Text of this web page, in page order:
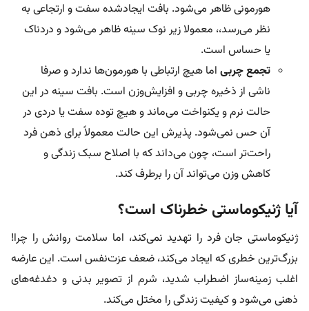
هورمونی ظاهر می‌شود. بافت ایجاد‌شده سفت و ارتجاعی به
نظر می‌رسد،، معمولا زیر نوک سینه ظاهر می‌شود و دردناک
یا حساس است.
تجمع چربی اما هیچ ارتباطی با هورمون‌ها ندارد و صرفا
ناشی از ذخیره چربی و افزایش‌وزن است. بافت سینه در این
حالت نرم و یکنواخت می‌ماند و هیچ توده سفت یا دردی در
آن حس نمی‌شود. پذیرش این حالت معمولاً برای ذهن فرد
راحت‌تر است، چون می‌داند که با اصلاح سبک زندگی و
کاهش وزن می‌تواند آن را برطرف کند.
آیا ژنیکوماستی خطرناک است؟
ژنیکوماستی جان فرد را تهدید نمی‌کند، اما سلامت روانش را چرا!
بزرگ‌ترین خطری که ایجاد می‌کند، ضعف عزت‌نفس است. این عارضه
اغلب زمینه‌ساز اضطراب شدید، شرم از تصویر بدنی و دغدغه‌های
ذهنی می‌شود و کیفیت زندگی را مختل می‌کند.